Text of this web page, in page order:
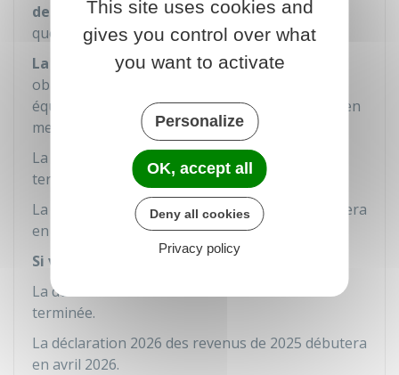
des revenusexceptionnels à imposer au
quotient, perçus par chaque membre du foyer.
La déclaration des revenus par internet
obligatoire si votre résidence principale est
équipée d'un accès à internet et que vous êtes en
mesure de faire votre déclaration en ligne.
La déclaration 2025 des revenus de 2024 est
terminée.
La déclaration 2026 des revenus de 2025 débutera
en avril 2026.
Si vous devez faire une déclaration papier
La déclaration 2025 des revenus de 2024 est
terminée.
La déclaration 2026 des revenus de 2025 débutera
en avril 2026.
This site uses cookies and
gives you control over what
you want to activate
Personalize
OK, accept all
Deny all cookies
Privacy policy